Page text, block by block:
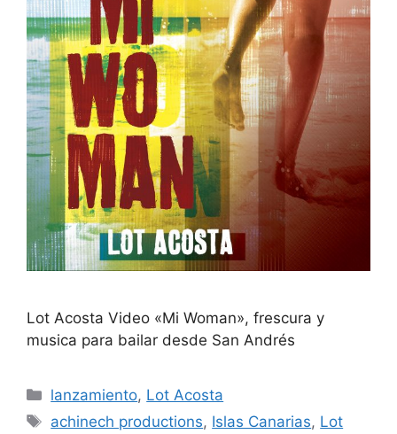
Lot Acosta Video «Mi Woman», frescura y
musica para bailar desde San Andrés
lanzamiento, Lot Acosta
achinech productions, Islas Canarias, Lot